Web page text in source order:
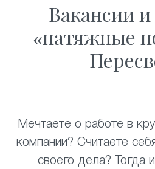
Вакансии
«натяжные
Мечтаете о работе в
компании? Считаете
своего дела? Тогда